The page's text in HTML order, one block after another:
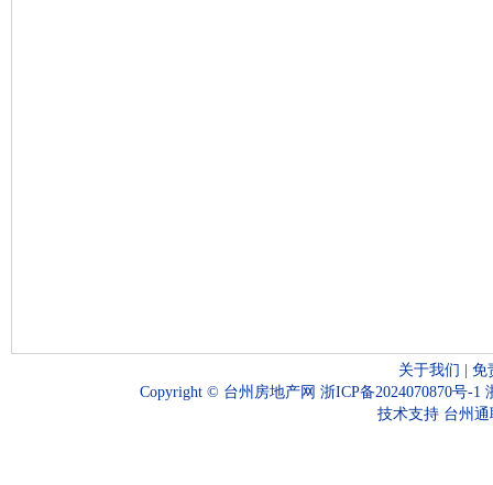
关于我们
免
Copyright © 台州房地产网 浙ICP备2024070870号-1
技术支持 台州